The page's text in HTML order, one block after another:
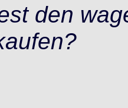
den